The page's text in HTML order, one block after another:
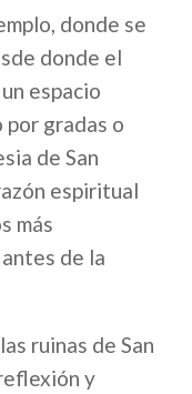
donde se
donde el
espacio
gradas o
de San
espiritual
más
de la
ruinas de San
y